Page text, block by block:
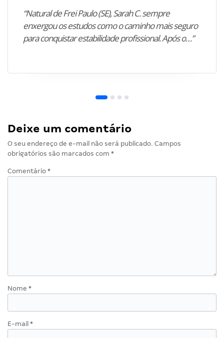
“Natural de Frei Paulo (SE), Sarah C. sempre
enxergou os estudos como o caminho mais seguro
para conquistar estabilidade profissional. Após o…”
Deixe um comentário
O seu endereço de e-mail não será publicado. Campos
obrigatórios são marcados com *
Comentário *
Nome *
E-mail *